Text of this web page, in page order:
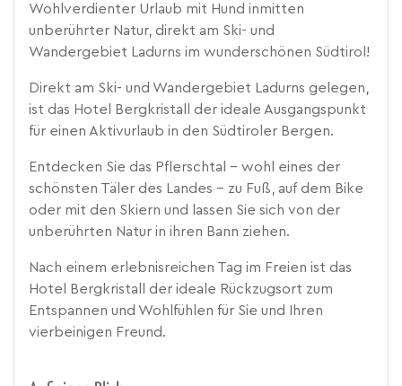
Wohlverdienter Urlaub mit Hund inmitten
unberührter Natur, direkt am Ski- und
Wandergebiet Ladurns im wunderschönen Südtirol!
Direkt am Ski- und Wandergebiet Ladurns gelegen,
ist das Hotel Bergkristall der ideale Ausgangspunkt
für einen Aktivurlaub in den Südtiroler Bergen.
Entdecken Sie das Pflerschtal - wohl eines der
schönsten Täler des Landes - zu Fuß, auf dem Bike
oder mit den Skiern und lassen Sie sich von der
unberührten Natur in ihren Bann ziehen.
Nach einem erlebnisreichen Tag im Freien ist das
Hotel Bergkristall der ideale Rückzugsort zum
Entspannen und Wohlfühlen für Sie und Ihren
vierbeinigen Freund.